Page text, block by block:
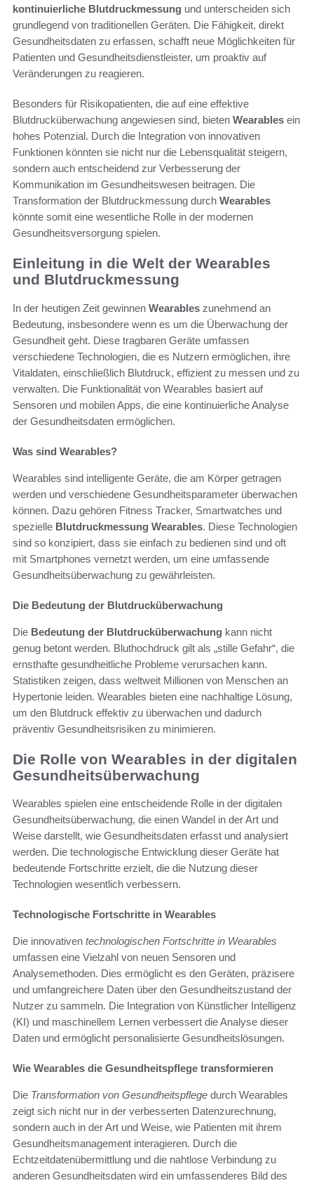
kontinuierliche Blutdruckmessung und unterscheiden sich
grundlegend von traditionellen Geräten. Die Fähigkeit, direkt
Gesundheitsdaten zu erfassen, schafft neue Möglichkeiten für
Patienten und Gesundheitsdienstleister, um proaktiv auf
Veränderungen zu reagieren.
Besonders für Risikopatienten, die auf eine effektive
Blutdrucküberwachung angewiesen sind, bieten Wearables ein
hohes Potenzial. Durch die Integration von innovativen
Funktionen könnten sie nicht nur die Lebensqualität steigern,
sondern auch entscheidend zur Verbesserung der
Kommunikation im Gesundheitswesen beitragen. Die
Transformation der Blutdruckmessung durch Wearables
könnte somit eine wesentliche Rolle in der modernen
Gesundheitsversorgung spielen.
Einleitung in die Welt der Wearables
und Blutdruckmessung
In der heutigen Zeit gewinnen Wearables zunehmend an
Bedeutung, insbesondere wenn es um die Überwachung der
Gesundheit geht. Diese tragbaren Geräte umfassen
verschiedene Technologien, die es Nutzern ermöglichen, ihre
Vitaldaten, einschließlich Blutdruck, effizient zu messen und zu
verwalten. Die Funktionalität von Wearables basiert auf
Sensoren und mobilen Apps, die eine kontinuierliche Analyse
der Gesundheitsdaten ermöglichen.
Was sind Wearables?
Wearables sind intelligente Geräte, die am Körper getragen
werden und verschiedene Gesundheitsparameter überwachen
können. Dazu gehören Fitness Tracker, Smartwatches und
spezielle Blutdruckmessung Wearables. Diese Technologien
sind so konzipiert, dass sie einfach zu bedienen sind und oft
mit Smartphones vernetzt werden, um eine umfassende
Gesundheitsüberwachung zu gewährleisten.
Die Bedeutung der Blutdrucküberwachung
Die Bedeutung der Blutdrucküberwachung kann nicht
genug betont werden. Bluthochdruck gilt als „stille Gefahr“, die
ernsthafte gesundheitliche Probleme verursachen kann.
Statistiken zeigen, dass weltweit Millionen von Menschen an
Hypertonie leiden. Wearables bieten eine nachhaltige Lösung,
um den Blutdruck effektiv zu überwachen und dadurch
präventiv Gesundheitsrisiken zu minimieren.
Die Rolle von Wearables in der digitalen
Gesundheitsüberwachung
Wearables spielen eine entscheidende Rolle in der digitalen
Gesundheitsüberwachung, die einen Wandel in der Art und
Weise darstellt, wie Gesundheitsdaten erfasst und analysiert
werden. Die technologische Entwicklung dieser Geräte hat
bedeutende Fortschritte erzielt, die die Nutzung dieser
Technologien wesentlich verbessern.
Technologische Fortschritte in Wearables
Die innovativen technologischen Fortschritte in Wearables
umfassen eine Vielzahl von neuen Sensoren und
Analysemethoden. Dies ermöglicht es den Geräten, präzisere
und umfangreichere Daten über den Gesundheitszustand der
Nutzer zu sammeln. Die Integration von Künstlicher Intelligenz
(KI) und maschinellem Lernen verbessert die Analyse dieser
Daten und ermöglicht personalisierte Gesundheitslösungen.
Wie Wearables die Gesundheitspflege transformieren
Die Transformation von Gesundheitspflege durch Wearables
zeigt sich nicht nur in der verbesserten Datenzurechnung,
sondern auch in der Art und Weise, wie Patienten mit ihrem
Gesundheitsmanagement interagieren. Durch die
Echtzeitdatenübermittlung und die nahtlose Verbindung zu
anderen Gesundheitsdaten wird ein umfassenderes Bild des